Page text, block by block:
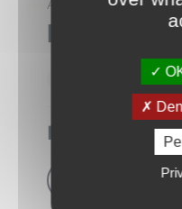
APPARTEMENT
2
Nous